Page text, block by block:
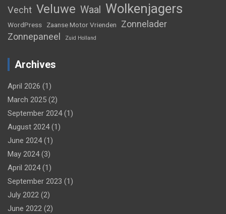
Vecht Veluwe Waal Wolkenjagers
WordPress Zaanse Motor Vrienden
Zonnelader
Zonnepaneel
Zuid Holland
Archives
April 2026 (1)
March 2025 (2)
September 2024(1)
August 2024(1)
June 2024(1)
May 2024(3)
April 2024(1)
September 2023 (1)
July 2022 (2)
June 2022 (2)